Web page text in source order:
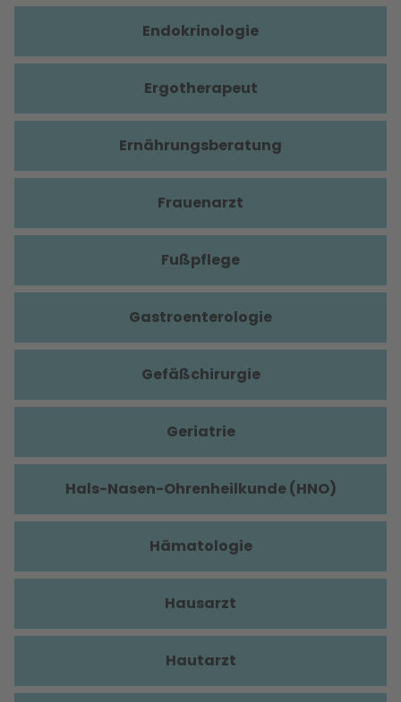
Endokrinologie
Ergotherapeut
Ernährungsberatung
Frauenarzt
Fußpflege
Gastroenterologie
Gefäßchirurgie
Geriatrie
Hals-Nasen-Ohrenheilkunde (HNO)
Hämatologie
Hausarzt
Hautarzt